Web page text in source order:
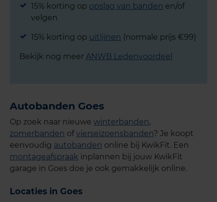
15% korting op opslag van banden en/of
velgen
15% korting op uitlijnen (normale prijs €99)
Bekijk nog meer ANWB Ledenvoordeel
Autobanden Goes
Op zoek naar nieuwe winterbanden,
zomerbanden ofvierseizoensbanden? Je koopt
eenvoudig autobanden online bij KwikFit. Een
montageafspraak inplannen bij jouw KwikFit
garage in Goes doe je ook gemakkelijk online.
Locaties in Goes